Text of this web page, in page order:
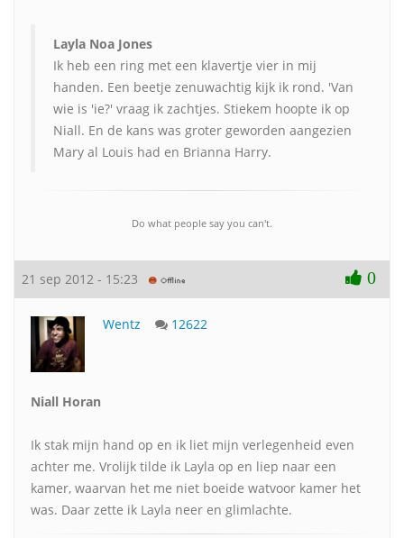
Layla Noa Jones
Ik heb een ring met een klavertje vier in mij
handen. Een beetje zenuwachtig kijk ik rond. 'Van
wie is 'ie?' vraag ik zachtjes. Stiekem hoopte ik op
Niall. En de kans was groter geworden aangezien
Mary al Louis had en Brianna Harry.
Do what people say you can't.
21 sep 2012 - 15:23 0
Wentz 12622
Niall Horan
Ik stak mijn hand op en ik liet mijn verlegenheid even
achter me. Vrolijk tilde ik Layla op en liep naar een
kamer, waarvan het me niet boeide watvoor kamer het
was. Daar zette ik Layla neer en glimlachte.